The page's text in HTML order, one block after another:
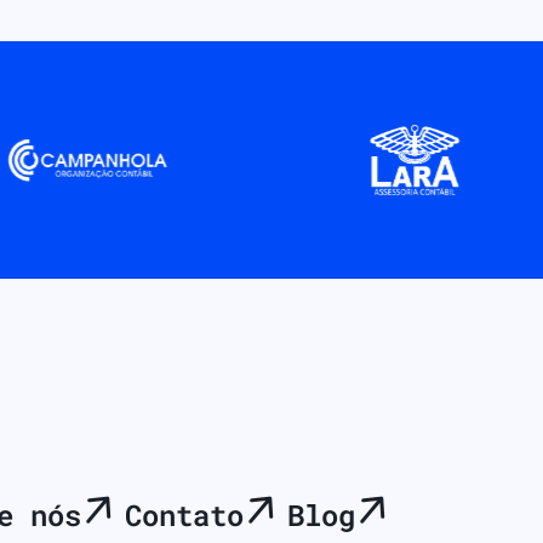
nós Contato Blog